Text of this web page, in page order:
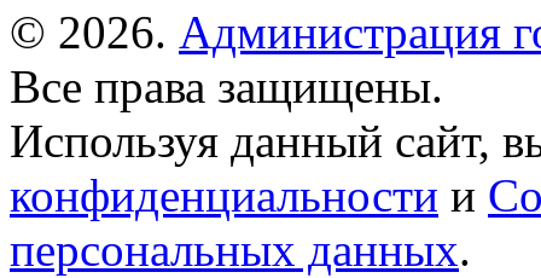
© 2026. Администрация
Все права защищены.
Используя данный сайт,
конфиденциальности и
персональных данных.